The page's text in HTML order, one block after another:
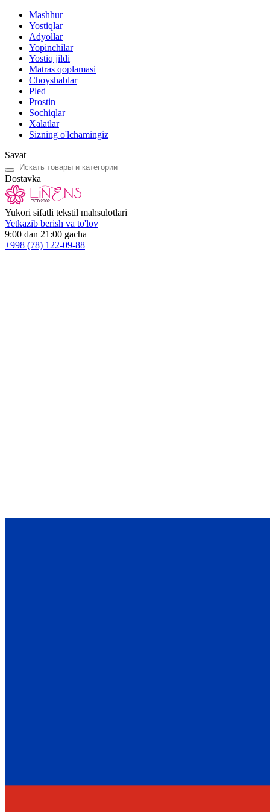
Mashhur
Yostiqlar
Adyollar
Yopinchilar
Yostiq jildi
Matras qoplamasi
Choyshablar
Pled
Prostin
Sochiqlar
Xalatlar
Sizning o'lchamingiz
Savat
Dostavka
Yukori sifatli tekstil mahsulotlari
Yetkazib berish va to'lov
9:00 dan 21:00 gacha
+998 (78) 122-09-88